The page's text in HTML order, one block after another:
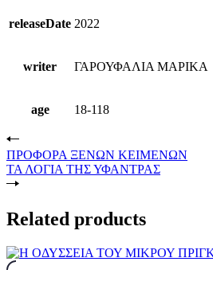
releaseDate 2022
writer ΓΑΡΟΥΦΑΛΙΑ ΜΑΡΙΚΑ
age 18-118
ΠΡΟΦΟΡΑ ΞΕΝΩΝ ΚΕΙΜΕΝΩΝ
ΤΑ ΛΟΓΙΑ ΤΗΣ ΥΦΑΝΤΡΑΣ
Related products